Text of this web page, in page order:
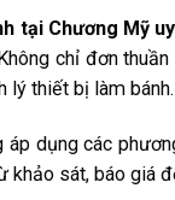
tại Chương Mỹ
chỉ đơn
lý thiết bị làm bánh.
áp dụng các
khảo sát, báo giá